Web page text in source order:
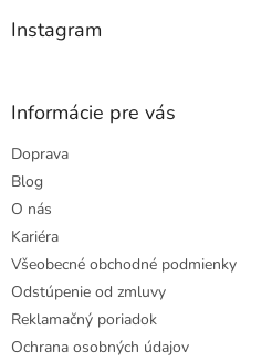
Instagram
Informácie pre vás
Doprava
Blog
O nás
Kariéra
Všeobecné obchodné podmienky
Odstúpenie od zmluvy
Reklamačný poriadok
Ochrana osobných údajov